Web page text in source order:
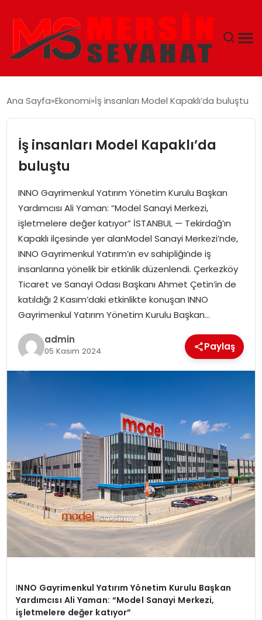
EKONOMI
EĞITIM
GÜNCEL
Ana Sayfa Ekonomi İş insanları Model Kapaklı’da buluştu
İş insanları Model Kapaklı’da
buluştu
INNO Gayrimenkul Yatırım Yönetim Kurulu Başkan
Yardımcısı Ali Yaman: “Model Sanayi Merkezi,
işletmelere değer katıyor” İSTANBUL — Tekirdağ’ın
Kapaklı ilçesinde yer alanModel Sanayi Merkezi’nde,
INNO Gayrimenkul Yatırım’ın ev sahipliğinde iş
insanlarına yönelik bir etkinlik düzenlendi. Çerkezköy
Ticaret ve Sanayi Odası Başkanı Ahmet Çetin’in de
katıldığı 2 Kasım’daki etkinlikte konuşan INNO
Gayrimenkul Yatırım Yönetim Kurulu Başkan…
admin
05 Kasım 2024 Paylaş
INNO Gayrimenkul Yatırım Yönetim Kurulu Başkan
Yardımcısı Ali Yaman: “Model Sanayi Merkezi,
işletmelere değer katıyor”